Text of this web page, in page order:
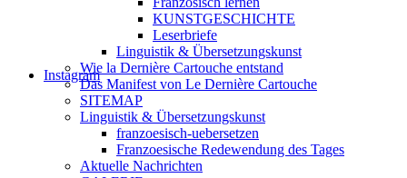
Instagram
KUNSTGESCHICHTE
Leserbriefe
Linguistik & Übersetzungskunst
Wie la Dernière Cartouche entstand
Das Manifest von Le Dernière Cartouche
SITEMAP
Linguistik & Übersetzungskunst
franzoesisch-uebersetzen
Franzoesische Redewendung des Tages
Aktuelle Nachrichten